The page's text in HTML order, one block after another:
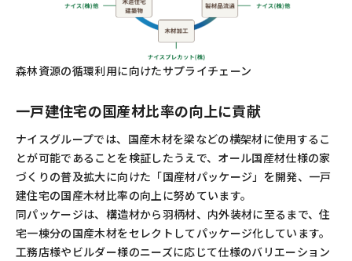
森林資源の循環利用に向けたサプライチェーン
一戸建住宅の国産材比率の向上に貢献
ナイスグループでは、国産木材を梁などの横架材に使用するこ
とが可能であることを検証したうえで、オール国産材仕様の家
づくりの普及拡大に向けた「国産材パッケージ」を開発、一戸
建住宅の国産木材比率の向上に努めています。
同パッケージは、構造材から羽柄材、内外装材に至るまで、住
宅一棟分の国産木材をセレクトしてパッケージ化しています。
工務店様やビルダー様のニーズに応じて仕様のバリエーション